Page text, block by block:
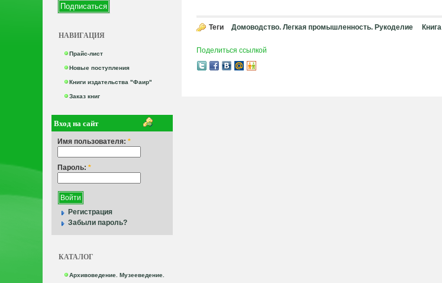
НАВИГАЦИЯ
Прайс-лист
Новые поступления
Книги издательства "Фаир"
Заказ книг
Вход на сайт
Имя пользователя: *
Пароль: *
Регистрация
Забыли пароль?
КАТАЛОГ
Архивоведение. Музееведение.
Теги Домоводство. Легкая промышленность. Рукоделие Книга
Поделиться ссылкой